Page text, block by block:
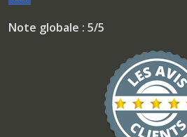
Note globale : 5/5